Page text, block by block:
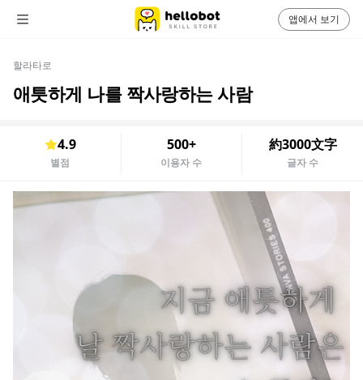
할라타로
애틋하게 나를 짝사랑하는 사람
4.9
별점
500+
이용자 수
約3000文字
글자 수
앱에서 보기